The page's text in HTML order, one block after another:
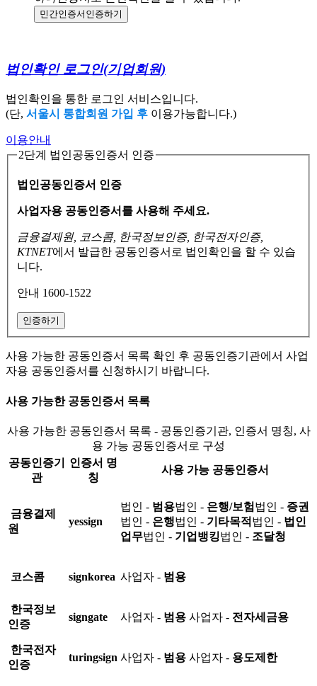
민간인증서 인증하기
법인확인 로그인(기업회원)
법인확인을 통한 로그인 서비스입니다.
(단, 서울시 통합회원 가입 후 이용가능합니다.)
이용안내
2단계 법인공동인증서 인증
법인공동인증서 인증
사업자용 공동인증서를 사용해 주세요.
금융결제원, 코스콤, 한국정보인증, 한국전자인증,
KTNET에서 발급한 공동인증서로 법인확인을 할 수 있습
니다.
안내 1600-1522
인증하기
사용 가능한 공동인증서 목록 확인 후 공동인증기관에서 사업
자용 공동인증서를 신청하시기 바랍니다.
사용 가능한 공동인증서 목록
사용 가능한 공동인증서 목록 - 공동인증기관, 인증서 명칭, 사
용 가능 공동인증서로 구성
공동인증기
관
인증서 명
칭
사용 가능 공동인증서
금융결제
원
yessign
법인 - 범용법인 - 은행/보험 법인 - 증권
법인 - 은행법인 - 기타목적 법인 - 법인
업무법인 - 기업뱅킹법인 - 조달청
코스콤 signkorea 사업자 - 범용
한국정보
인증
signgate 사업자 - 범용 사업자 - 전자세금용
한국전자
인증
turingsign 사업자 - 범용 사업자 - 용도제한